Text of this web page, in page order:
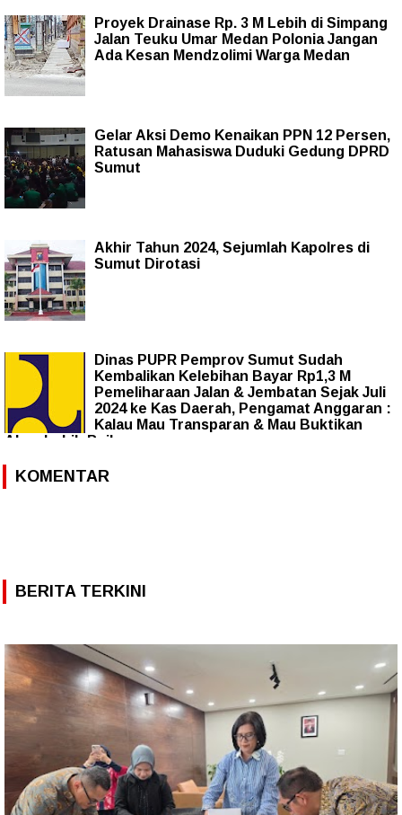
Proyek Drainase Rp. 3 M Lebih di Simpang
Jalan Teuku Umar Medan Polonia Jangan
Ada Kesan Mendzolimi Warga Medan
Gelar Aksi Demo Kenaikan PPN 12 Persen,
Ratusan Mahasiswa Duduki Gedung DPRD
Sumut
Akhir Tahun 2024, Sejumlah Kapolres di
Sumut Dirotasi
Dinas PUPR Pemprov Sumut Sudah
Kembalikan Kelebihan Bayar Rp1,3 M
Pemeliharaan Jalan & Jembatan Sejak Juli
2024 ke Kas Daerah, Pengamat Anggaran :
Kalau Mau Transparan & Mau Buktikan
Akan Lebih Baik
KOMENTAR
BERITA TERKINI